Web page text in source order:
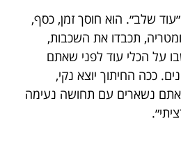
שלב״. הוא חוסך זמן, כסף,
תכבדו את השכבות,
על הכלי עוד לפני שאתם
ככה החיתוך יוצא נקי,
נשארים עם תחושה נעימה